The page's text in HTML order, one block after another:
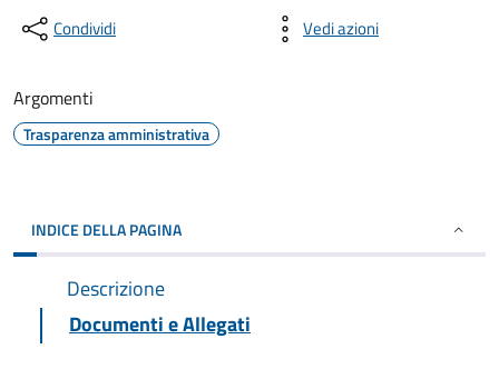
Condividi Vedi azioni
Argomenti
Trasparenza amministrativa
INDICE DELLA PAGINA
Descrizione
Documenti e Allegati